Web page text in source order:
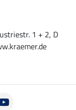
1 + 2, D